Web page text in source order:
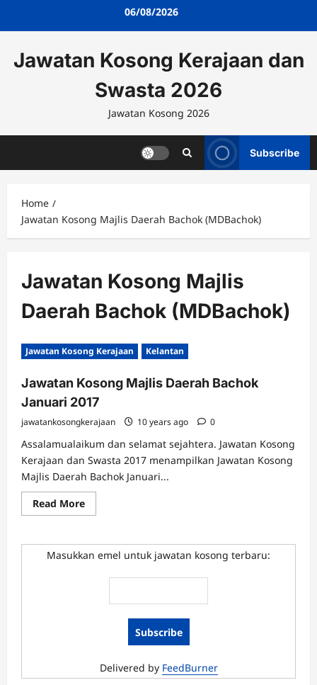
06/08/2026
Jawatan Kosong Kerajaan dan
Swasta 2026
Jawatan Kosong 2026
Subscribe
Home
Jawatan Kosong Majlis Daerah Bachok (MDBachok)
Jawatan Kosong Majlis
Daerah Bachok (MDBachok)
Jawatan Kosong Kerajaan Kelantan
Jawatan Kosong Majlis Daerah Bachok
Januari 2017
jawatankosongkerajaan 10 years ago 0
Assalamualaikum dan selamat sejahtera. Jawatan Kosong
Kerajaan dan Swasta 2017 menampilkan Jawatan Kosong
Majlis Daerah Bachok Januari...
Read MoreRead
more
Kosong
Majlis
Daerah
Januari
Masukkan emel untuk jawatan kosong terbaru:
Delivered by FeedBurner